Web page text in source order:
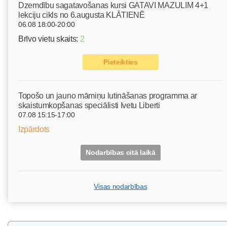
Dzemdību sagatavošanas kursi GATAVI MAZULIM 4+1
lekciju cikls no 6.augusta KLĀTIENĒ
06.08 18:00-20:00
Brīvo vietu skaits: 2
Pieteikties
Topošo un jauno māmiņu lutināšanas programma ar
skaistumkopšanas speciālisti Ivetu Liberti
07.08 15:15-17:00
Izpārdots
Nodarbības citā laikā
Visas nodarbības